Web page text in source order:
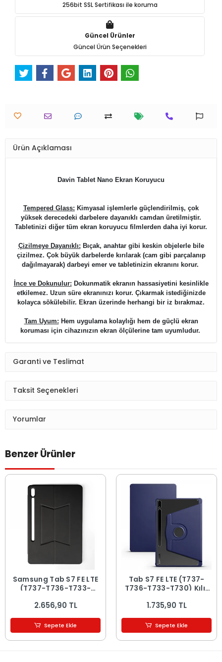
256bit SSL Sertifikası ile koruma
Güncel Ürünler
Güncel Ürün Seçenekleri
Ürün Açıklaması
Davin Tablet Nano Ekran Koruyucu
Tempered Glass: Kimyasal işlemlerle güçlendirilmiş, çok
yüksek derecedeki darbelere dayanıklı camdan üretilmiştir.
Tabletinizi diğer tüm ekran koruyucu filmlerden daha iyi korur.
Çizilmeye Dayanıklı: Bıçak, anahtar gibi keskin objelerle bile
çizilmez. Çok büyük darbelerde kırılarak (cam gibi parçalanıp
dağılmayarak) darbeyi emer ve tabletinizin ekranını korur.
İnce ve Dokunulur: Dokunmatik ekranın hassasiyetini kesinlikle
etkilemez. Uzun süre ekranınızı korur. Çıkarmak istediğinizde
kolayca sökülebilir. Ekran üzerinde herhangi bir iz bırakmaz.
Tam Uyum: Hem uygulama kolaylığı hem de güçlü ekran
koruması için cihazınızın ekran ölçülerine tam uyumludur.
Garanti ve Teslimat
Taksit Seçenekleri
Yorumlar
Benzer Ürünler
Samsung Tab S7 FE LTE
(T737-T736-T733-
Bluetooh Bağlantılı
Kılıfı
2.656,90 TL
Sepete Ekle
Tab S7 FE LTE (T737-
T736-T733-T730) Kılıf
Dönebilen Standlı Kılıf
1.735,90 TL
Sepete Ekle